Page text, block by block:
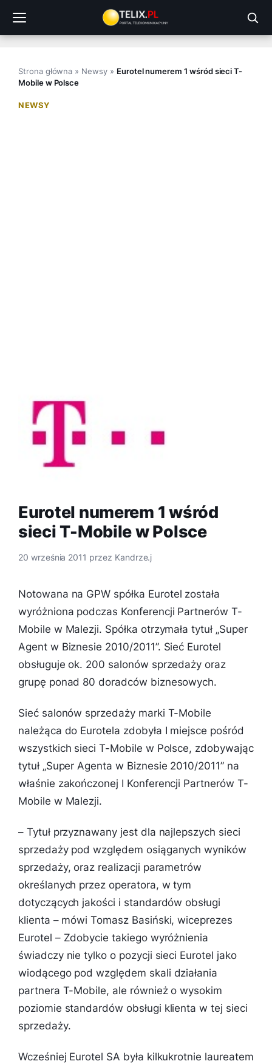
treści
Strona główna » Newsy» Eurotel numerem 1 wśród sieci T-
Mobile w Polsce
NEWSY
Eurotel numerem 1 wśród
sieci T-Mobile w Polsce
20 września 2011 przez Kandrze.j
Notowana na GPW spółka Eurotel została
wyróżniona podczas Konferencji Partnerów T-
Mobile w Malezji. Spółka otrzymała tytuł „Super
Agent w Biznesie 2010/2011”. Sieć Eurotel
obsługuje ok. 200 salonów sprzedaży oraz
grupę ponad 80 doradców biznesowych.
Sieć salonów sprzedaży marki T-Mobile
należąca do Eurotela zdobyła I miejsce pośród
wszystkich sieci T-Mobile w Polsce, zdobywając
tytuł „Super Agenta w Biznesie 2010/2011” na
właśnie zakończonej I Konferencji Partnerów T-
Mobile w Malezji.
–Tytuł przyznawany jest dla najlepszych sieci
sprzedaży pod względem osiąganych wyników
sprzedaży, oraz realizacji parametrów
określanych przez operatora, w tym
dotyczących jakości i standardów obsługi
klienta – mówi Tomasz Basiński, wiceprezes
Eurotel – Zdobycie takiego wyróżnienia
świadczy nie tylko o pozycji sieci Eurotel jako
wiodącego pod względem skali działania
partnera T-Mobile, ale również o wysokim
poziomie standardów obsługi klienta w tej sieci
sprzedaży.
Wcześniej Eurotel SA była kilkukrotnie laureatem